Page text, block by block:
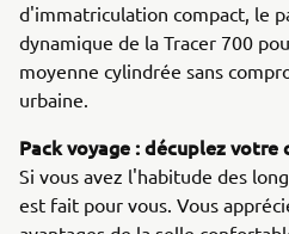
d'immatriculation compact, le
dynamique de la Tracer 700
moyenne cylindrée sans
urbaine.
Pack voyage : décuplez votre
Si vous avez l'habitude des
est fait pour vous. Vous